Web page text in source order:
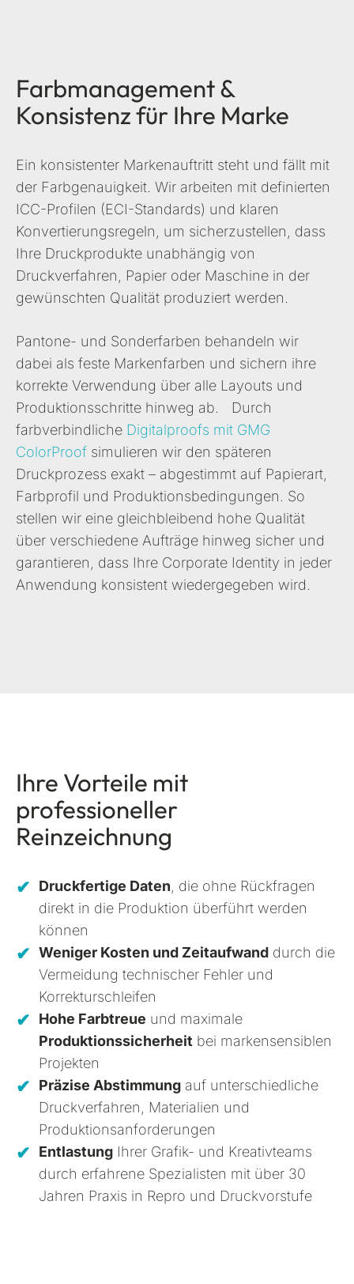
Farbmanagement &
Konsistenz für Ihre Marke
Ein konsistenter Markenauftritt steht und fällt mit
der Farbgenauigkeit. Wir arbeiten mit definierten
ICC-Profilen (ECI-Standards) und klaren
Konvertierungsregeln, um sicherzustellen, dass
Ihre Druckprodukte unabhängig von
Druckverfahren, Papier oder Maschine in der
gewünschten Qualität produziert werden.
Pantone- und Sonderfarben behandeln wir
dabei als feste Markenfarben und sichern ihre
korrekte Verwendung über alle Layouts und
Produktionsschritte hinweg ab. Durch
farbverbindliche Digitalproofs mit GMG
ColorProof simulieren wir den späteren
Druckprozess exakt – abgestimmt auf Papierart,
Farbprofil und Produktionsbedingungen. So
stellen wir eine gleichbleibend hohe Qualität
über verschiedene Aufträge hinweg sicher und
garantieren, dass Ihre Corporate Identity in jeder
Anwendung konsistent wiedergegeben wird.
Ihre Vorteile mit
professioneller
Reinzeichnung
Druckfertige Daten , die ohne Rückfragen
direkt in die Produktion überführt werden
können
Weniger Kosten und Zeitaufwanddurch die
Vermeidung technischer Fehler und
Korrekturschleifen
Hohe Farbtreue und maximale
Produktionssicherheit bei markensensiblen
Projekten
Präzise Abstimmungauf unterschiedliche
Druckverfahren, Materialien und
Produktionsanforderungen
EntlastungIhrer Grafik- und Kreativteams
durch erfahrene Spezialisten mit über 30
Jahren Praxis in Repro und Druckvorstufe